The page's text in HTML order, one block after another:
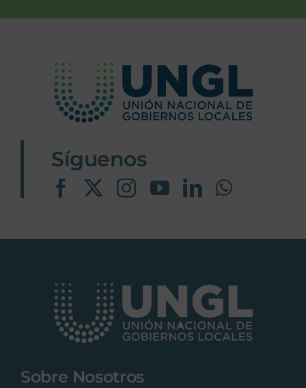
Síguenos
Sobre Nosotros